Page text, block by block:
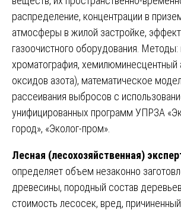
распределение, концентрации в
атмосферы в жилой застройке,
газоочистного оборудования. Методы:
хроматография, хемилюминесцентный
оксидов азота), математическое
рассеивания выбросов с
унифицированных программ УПРЗА
город», «Эколог-пром».
Лесная (лесохозяйственная)
определяет объем незаконно
древесины, породный состав
стоимость лесосек, вред,